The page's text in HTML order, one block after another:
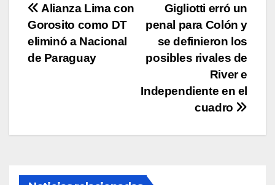
Navegación
de
entradas
Gigliotti erró un
penal para Colón y
se definieron los
posibles rivales de
River e
Independiente en el
cuadro
Alianza Lima con
Gorosito como DT
eliminó a Nacional
de Paraguay